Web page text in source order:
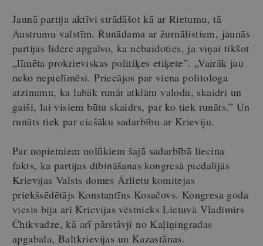
Jaunā partija aktīvi strādāšot kā ar Rietumu, tā
Austrumu valstīm. Runādama ar žurnālistiem, jaunās
partijas līdere apgalvo, ka nebaidoties, ja viņai tikšot
„līmēta prokrieviskas politiķes etiķete”. „Vairāk jau
neko nepielīmēsi. Priecājos par viena politologa
atzinumu, ka labāk runāt atklātu valodu, skaidri un
gaiši, lai visiem būtu skaidrs, par ko tiek runāts.” Un
runāts tiek par ciešāku sadarbību ar Krieviju.
Par nopietniem nolūkiem šajā sadarbībā liecina
fakts, ka partijas dibināšanas kongresā piedalījās
Krievijas Valsts domes Ārlietu komitejas
priekšsēdētājs Konstantīns Kosačovs. Kongresa goda
viesis bija arī Krievijas vēstnieks Lietuvā Vladimirs
Čhikvadze, kā arī pārstāvji no Kaļiņingradas
apgabala, Baltkrievijas un Kazastānas.